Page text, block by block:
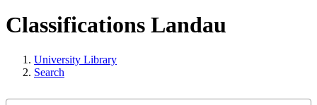
Classifications Landau
University Library
Search